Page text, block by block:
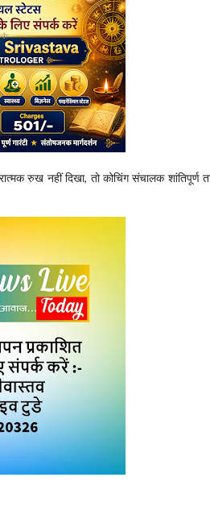
रुख नहीं दिखा, तो कोचिंग संचालक शांतिपूर्ण